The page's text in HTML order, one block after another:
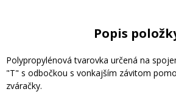
Popis
Polypropylénová tvarovka určená na
"T" s odbočkou s vonkajším závitom
zváračky.